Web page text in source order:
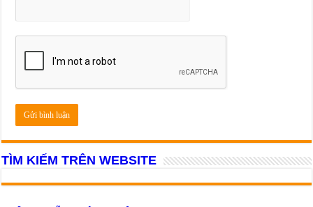
TÌM KIẾM TRÊN WEBSITE